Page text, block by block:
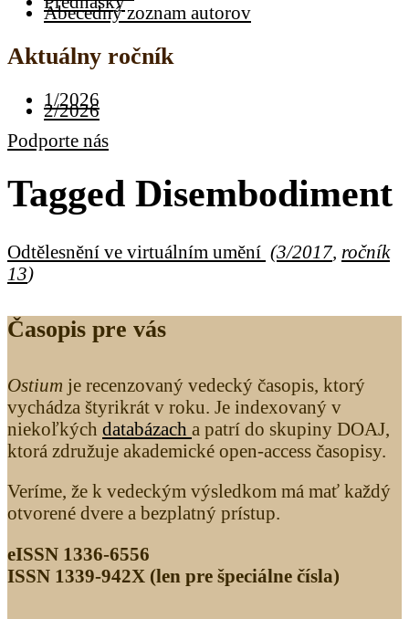
Abecedný zoznam autorov
Aktuálny ročník
1/2026
2/2026
Podporte nás
Tagged Disembodiment
Odtělesnění ve virtuálním umění (3/2017, ročník
13)
Časopis pre vás
Ostium je recenzovaný vedecký časopis, ktorý
vychádza štyrikrát v roku. Je indexovaný v
niekoľkých databázach a patrí do skupiny DOAJ,
ktorá združuje akademické open-access časopisy.
Veríme, že k vedeckým výsledkom má mať každý
otvorené dvere a bezplatný prístup.
eISSN 1336-6556
ISSN 1339­-942X (len pre špeciálne čísla)